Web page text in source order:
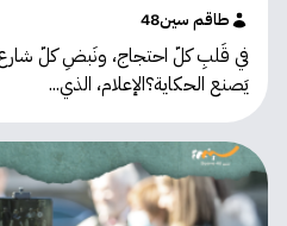
طاقم سين48
في قَلبِ كلّ احتجاج، ونَبضِ كلّ
يَصنع الحكاية؟الإعلام، الذي...